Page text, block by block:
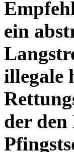
ein
illegale
der den